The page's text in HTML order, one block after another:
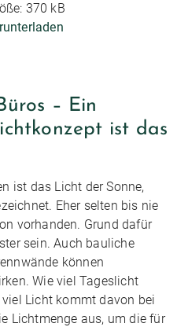
370 kB
– Ein
ist das
ist das Licht der Sonne,
Eher selten bis nie
vorhanden. Grund dafür
sein. Auch bauliche
können
Wie viel Tageslicht
Licht kommt davon bei
Lichtmenge aus, um die für